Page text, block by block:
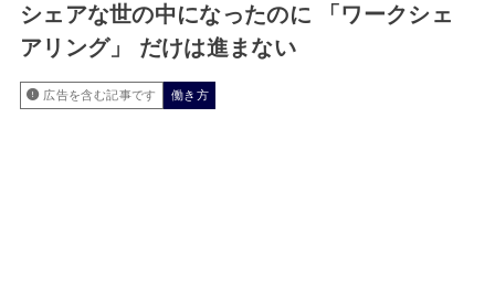
シェアな世の中になったのに 「ワークシェ
アリング」 だけは進まない
広告を含む記事です 働き方